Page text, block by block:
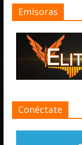
Emisoras
Conéctate